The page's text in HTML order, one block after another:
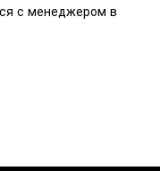
с менеджером в